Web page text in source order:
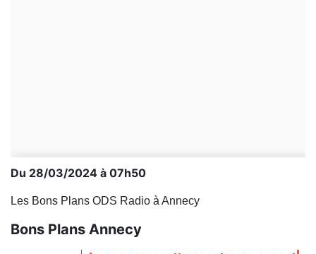
Du 28/03/2024 à 07h50
Les Bons Plans ODS Radio à Annecy
Bons Plans Annecy